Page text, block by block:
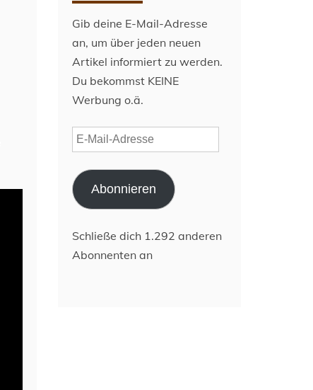
Gib deine E-Mail-Adresse
an, um über jeden neuen
Artikel informiert zu werden.
Du bekommst KEINE
Werbung o.ä.
E-
Mail-
Adresse
Abonnieren
Schließe dich 1.292 anderen
Abonnenten an